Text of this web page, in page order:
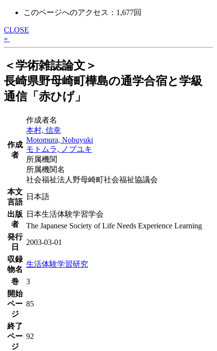
このページへのアクセス：1,677回
CLOSE
»
＜学術雑誌論文＞
長崎県野母崎町樺島の通学合宿と学級
通信「赤ひげ」
作成
者
作成者名
本村, 信幸
Motomura, Nobuyuki
モトムラ, ノブユキ
所属機関
所属機関名
社会福祉法人野母崎町社会福祉協議会
本文
言語
日本語
出版
者
日本生活体験学習学会
The Japanese Society of Life Needs Experience Learning
発行
日
2003-03-01
収録
物名
生活体験学習研究
巻
3
開始
ペー
ジ
85
終了
ペー
ジ
92